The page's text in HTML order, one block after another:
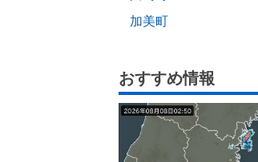
加美町
おすすめ情報